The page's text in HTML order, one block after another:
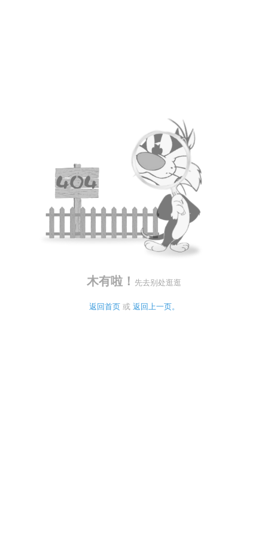
木有啦！ 先去别处逛逛
返回首页 或 返回上一页。